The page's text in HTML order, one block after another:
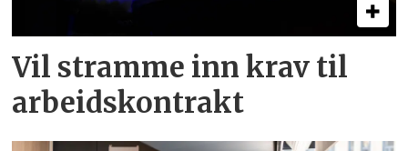
Vil stramme inn krav til
arbeids­kontrakt